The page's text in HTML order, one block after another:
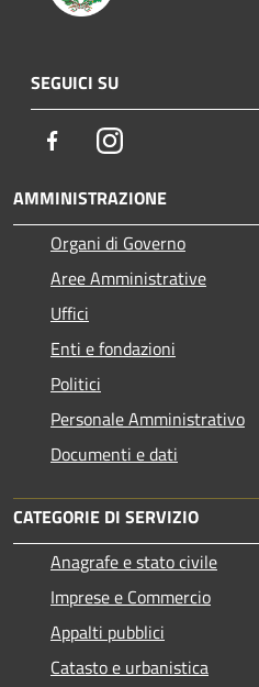
SEGUICI SU
FacebookInstagram
AMMINISTRAZIONE
Organi di Governo
Aree Amministrative
Uffici
Enti e fondazioni
Politici
Personale Amministrativo
Documenti e dati
CATEGORIE DI SERVIZIO
Anagrafe e stato civile
Imprese e Commercio
Appalti pubblici
Catasto e urbanistica